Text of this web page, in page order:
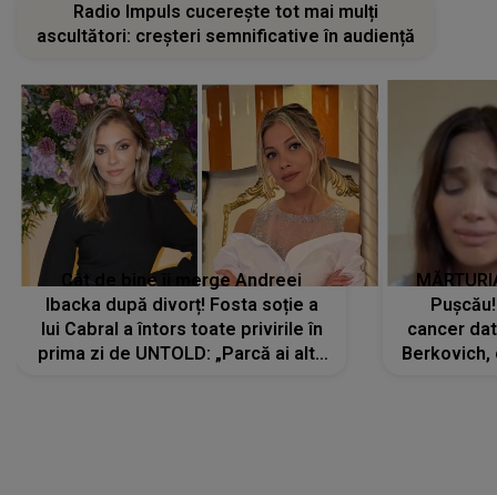
Radio Impuls cucerește tot mai mulți
ascultători: creșteri semnificative în audiență
Cât de bine îi merge Andreei
Ibacka după divorț! Fosta soție a
lui Cabral a întors toate privirile în
prima zi de UNTOLD: „Parcă ai altă
cancer